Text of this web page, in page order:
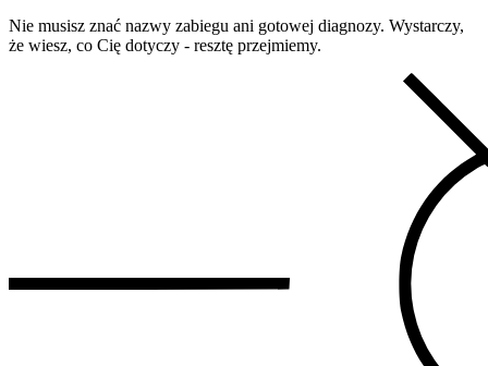
Nie musisz znać nazwy zabiegu ani gotowej diagnozy. Wystarczy,
że wiesz, co Cię dotyczy - resztę przejmiemy.